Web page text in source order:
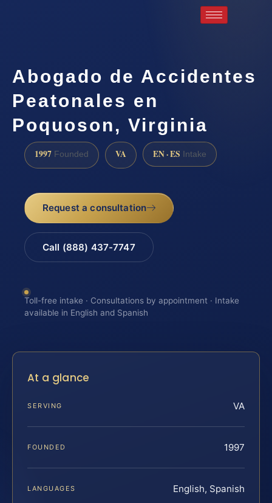
Abogado de Accidentes
Peatonales en
Poquoson, Virginia
1997 Founded VA EN · ES Intake
Request a consultation
Call (888) 437-7747
Toll-free intake · Consultations by appointment · Intake
available in English and Spanish
At a glance
SERVING VA
FOUNDED 1997
LANGUAGES English, Spanish